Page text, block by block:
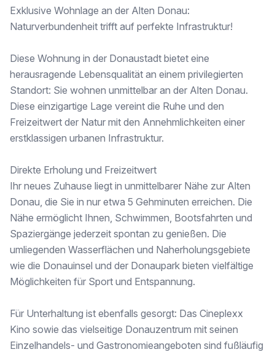
Exklusive Wohnlage an der Alten Donau:
Naturverbundenheit trifft auf perfekte Infrastruktur!
Diese Wohnung in der Donaustadt bietet eine
herausragende Lebensqualität an einem privilegierten
Standort: Sie wohnen unmittelbar an der Alten Donau.
Diese einzigartige Lage vereint die Ruhe und den
Freizeitwert der Natur mit den Annehmlichkeiten einer
erstklassigen urbanen Infrastruktur.
Direkte Erholung und Freizeitwert
Ihr neues Zuhause liegt in unmittelbarer Nähe zur Alten
Donau, die Sie in nur etwa 5 Gehminuten erreichen. Die
Nähe ermöglicht Ihnen, Schwimmen, Bootsfahrten und
Spaziergänge jederzeit spontan zu genießen. Die
umliegenden Wasserflächen und Naherholungsgebiete
wie die Donauinsel und der Donaupark bieten vielfältige
Möglichkeiten für Sport und Entspannung.
Für Unterhaltung ist ebenfalls gesorgt: Das Cineplexx
Kino sowie das vielseitige Donauzentrum mit seinen
Einzelhandels- und Gastronomieangeboten sind fußläufig